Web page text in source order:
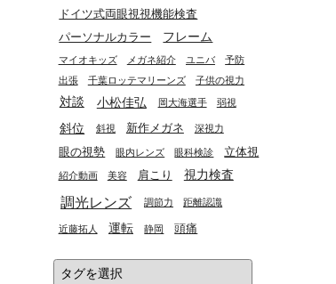
ドイツ式両眼視視機能検査
パーソナルカラー
フレーム
マイオキッズ メガネ紹介 ユニバ
予防
出張
千葉ロッテマリーンズ 子供の視力
対談 小松佳弘 岡大海選手 弱視
斜位 斜視 新作メガネ 深視力
眼の視勢 眼内レンズ 眼科検診 立体視
紹介動画 美容 肩こり 視力検査
調光レンズ 調節力 距離認識
近藤拓人 運転 静岡 頭痛